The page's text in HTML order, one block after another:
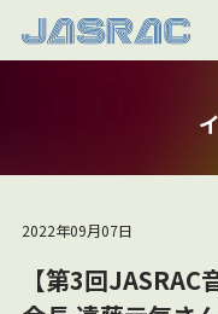
権利者の皆さま
JASRACについて
2022年09月07日
【第3回